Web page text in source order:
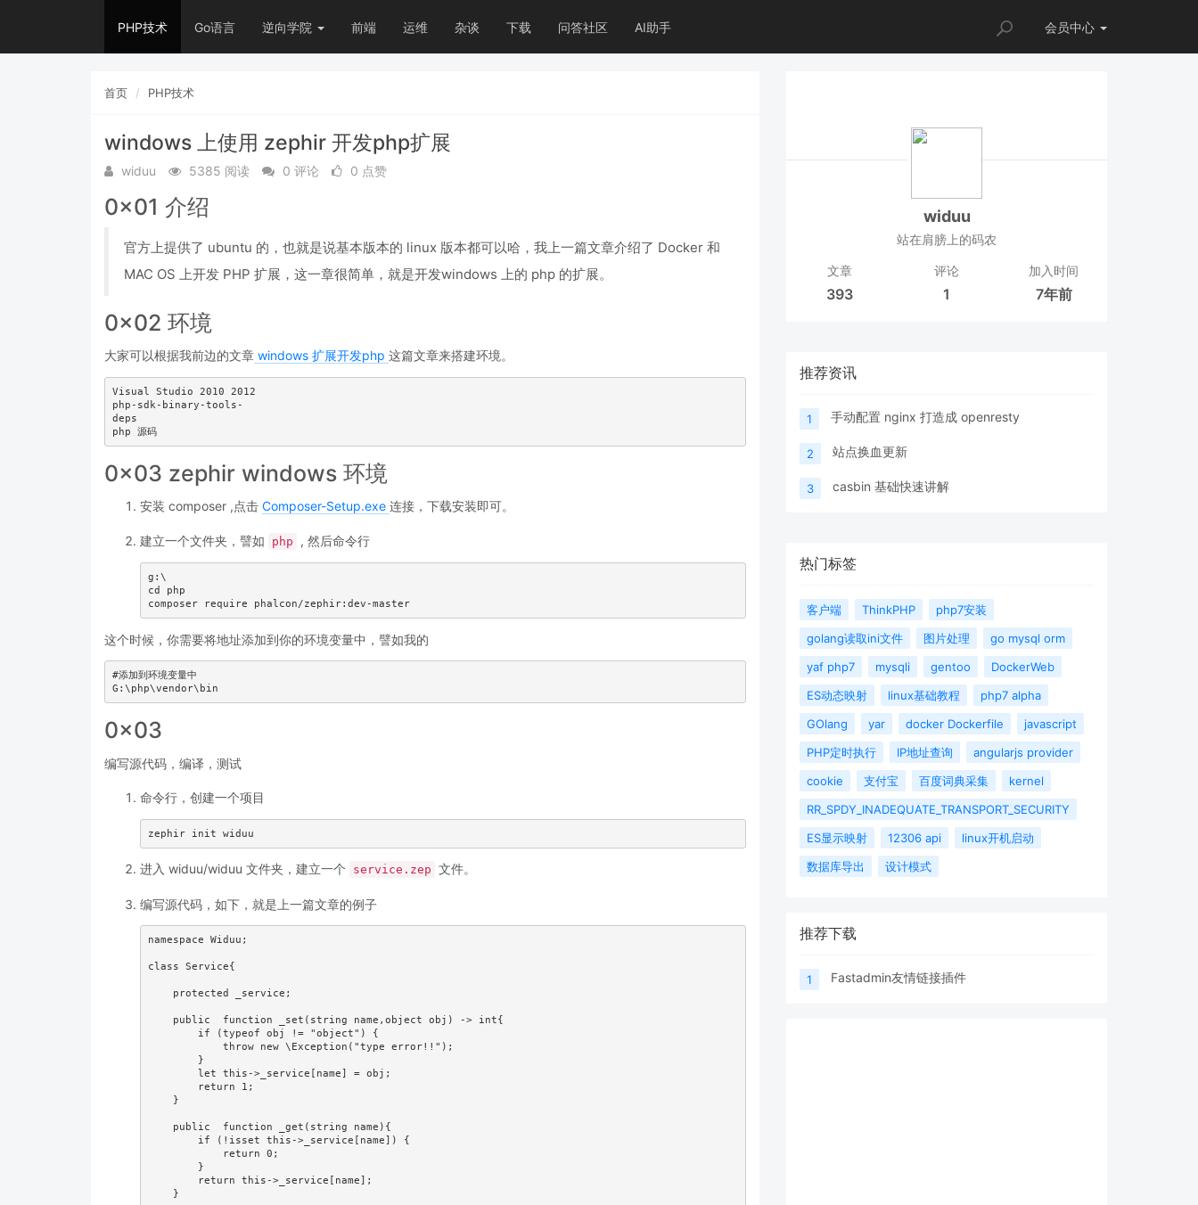
会员中心
PHP技术 Go语言 逆向学院 前端 运维 杂谈 下载 问答社区 AI助手
首页 PHP技术
windows 上使用 zephir 开发php扩展
widuu 5385 阅读 0 评论 0 点赞
0x01 介绍
官方上提供了 ubuntu 的，也就是说基本版本的 linux 版本都可以哈，我上一篇文章介绍了 Docker 和
MAC OS 上开发 PHP 扩展，这一章很简单，就是开发windows 上的 php 的扩展。
0x02 环境
大家可以根据我前边的文章 windows 扩展开发php 这篇文章来搭建环境。
Visual Studio 2010 2012
php-sdk-binary-tools-
deps
0x03 zephir windows 环境
安装 composer ,点击 Composer-Setup.exe 连接，下载安装即可。
建立一个文件夹，譬如 php , 然后命令行
g:\
cd php
这个时候，你需要将地址添加到你的环境变量中，譬如我的
#添加到环境变量中
0x03
编写源代码，编译，测试
命令行，创建一个项目
进入 widuu/widuu 文件夹，建立一个 service.zep 文件。
编写源代码，如下，就是上一篇文章的例子
namespace Widuu;
class Service{
widuu
站在肩膀上的码农
文章
393
评论
1
加入时间
7年前
推荐资讯
1 手动配置 nginx 打造成 openresty
2 站点换血更新
3 casbin 基础快速讲解
热门标签
客户端 ThinkPHP
php7安装
golang读取ini文件
图片处理
go mysql orm
yaf php7
mysqli gentoo
DockerWeb
ES动态映射
linux基础教程
php7 alpha
GOlang
yar docker Dockerfile
javascript
PHP定时执行
IP地址查询
angularjs provider
cookie
支付宝 百度词典采集
kernel
RR_SPDY_INADEQUATE_TRANSPORT_SECURITY
ES显示映射
12306 api
linux开机启动
数据库导出
设计模式
推荐下载
1 Fastadmin友情链接插件